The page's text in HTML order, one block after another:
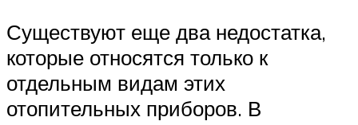
Существуют еще два недостатка,
которые относятся только к
отдельным видам этих
отопительных приборов. В